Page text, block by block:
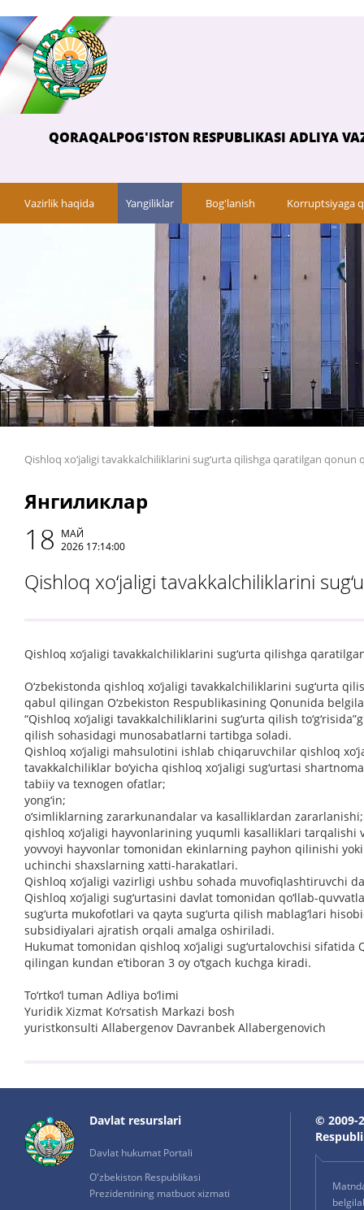
QORAQALPOG'ISTON RESPUBLIKASI ADLIYA
Vazirlik haqida Yangiliklar Bog'lanish Korruptsiyaga
Qishloq xo‘jaligi tavakkalchiliklarini sug‘urta qilishga qaratilgan qonun
Янгиликлар
18 МАЙ
2026 17:14:00
Qishloq xo‘jaligi tavakkalchiliklarini
Qishloq xo‘jaligi tavakkalchiliklarini sug‘urta qilishga
O‘zbekistonda qishloq xo‘jaligi tavakkalchiliklarini sug‘urta
qabul qilingan O‘zbekiston Respublikasining Qonunida
“Qishloq xo‘jaligi tavakkalchiliklarini sug‘urta qilish
qilish sohasidagi munosabatlarni tartibga soladi.
Qishloq xo‘jaligi mahsulotini ishlab chiqaruvchilar qishloq
tavakkalchiliklar bo‘yicha qishloq xo‘jaligi sug‘urtasi
tabiiy va texnogen ofatlar;
yong‘in;
o‘simliklarning zararkunandalar va kasalliklardan zararlanishi;
qishloq xo‘jaligi hayvonlarining yuqumli kasalliklari tarqalishi
yovvoyi hayvonlar tomonidan ekinlarning payhon qilinishi
uchinchi shaxslarning xatti-harakatlari.
Qishloq xo‘jaligi vazirligi ushbu sohada muvofiqlashtiruvchi
Qishloq xo‘jaligi sug‘urtasini davlat tomonidan qo‘llab-
sug‘urta mukofotlari va qayta sug‘urta qilish mablag‘lari
subsidiyalari ajratish orqali amalga oshiriladi.
Hukumat tomonidan qishloq xo‘jaligi sug‘urtalovchisi sifatida
qilingan kundan e’tiboran 3 oy o‘tgach kuchga kiradi.
To‘rtko‘l tuman Adliya bo‘limi
Yuridik Xizmat Ko‘rsatish Markazi bosh
yuristkonsulti Allabergenov Davranbek Allabergenovich
Davlat resurslari
Davlat hukumat Portali
O'zbekiston Respublikasi
Prezidentining matbuot xizmati
© 2009-